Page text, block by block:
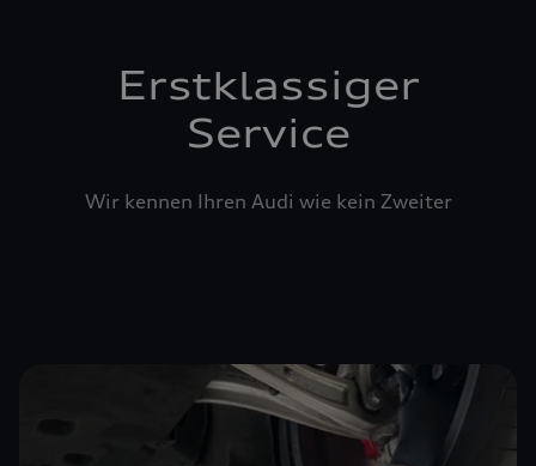
Erstklassiger
Service
Wir kennen Ihren Audi wie kein Zweiter